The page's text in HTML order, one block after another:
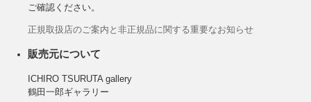
ご確認ください。
正規取扱店のご案内と非正規品に関する重要なお知らせ
販売元について
ICHIRO TSURUTA gallery
鶴田一郎ギャラリー